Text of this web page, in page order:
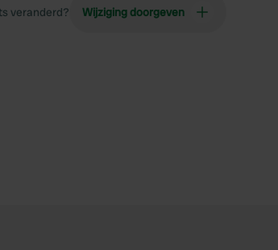
veranderd? Wijziging doorgeven